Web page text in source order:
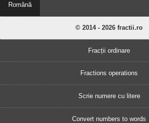
Română
© 2014 - 2026 fractii.ro
Fracții ordinare
Fractions operations
Scrie numere cu litere
Convert numbers to words